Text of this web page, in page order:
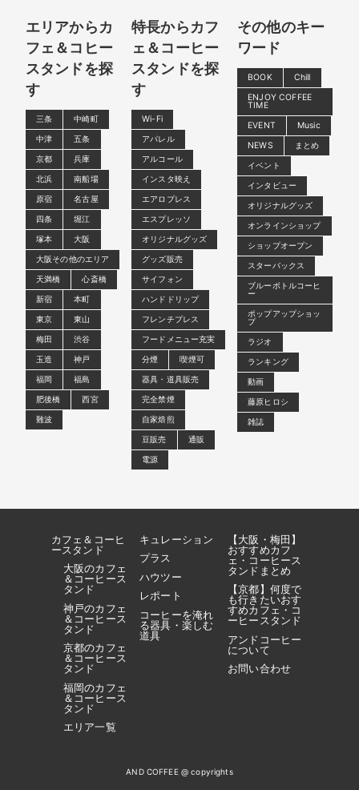
エリアからカ
フェ＆コヒー
スタンドを探
す
三条
中崎町
中津
五条
京都
兵庫
北浜
南船場
原宿
名古屋
四条
堀江
塚本
大阪
大阪その他のエリア
天満橋
心斎橋
新宿
本町
東京
東山
梅田
渋谷
玉造
神戸
福岡
福島
肥後橋
西宮
難波
特長からカフ
ェ＆コーヒー
スタンドを探
す
Wi-Fi
アパレル
アルコール
インスタ映え
エアロプレス
エスプレッソ
オリジナルグッズ
グッズ販売
サイフォン
ハンドドリップ
フレンチプレス
フードメニュー充実
分煙
喫煙可
器具・道具販売
完全禁煙
自家焙煎
豆販売
通販
電源
その他のキー
ワード
BOOK
Chill
ENJOY COFFEE
TIME
EVENT
Music
NEWS
まとめ
イベント
インタビュー
オリジナルグッズ
オンラインショップ
ショップオープン
スターバックス
ブルーボトルコーヒ
ー
ポップアップショッ
プ
ラジオ
ランキング
動画
藤原ヒロシ
雑誌
カフェ＆コーヒ
ースタンド
大阪のカフェ
＆コーヒース
タンド
神戸のカフェ
＆コーヒース
タンド
京都のカフェ
＆コーヒース
タンド
福岡のカフェ
＆コーヒース
タンド
エリア一覧
キュレーション
プラス
ハウツー
レポート
コーヒーを淹れ
る器具・楽しむ
道具
【大阪・梅田】
おすすめカフ
ェ・コーヒース
タンドまとめ
【京都】何度で
も行きたいおす
すめカフェ・コ
ーヒースタンド
アンドコーヒー
について
お問い合わせ
AND COFFEE @ copyrights